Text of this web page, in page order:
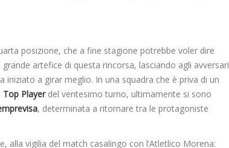
posizione, che a fine stagione potrebbe voler dire
artefice di questa rincorsa, lasciando agli avversari
a girar meglio. In una squadra che è priva di un
Top Player del ventesimo turno, ultimamente si sono
, determinata a ritornare tra le protagoniste
alla vigilia del match casalingo con l’Atletlico Morena: